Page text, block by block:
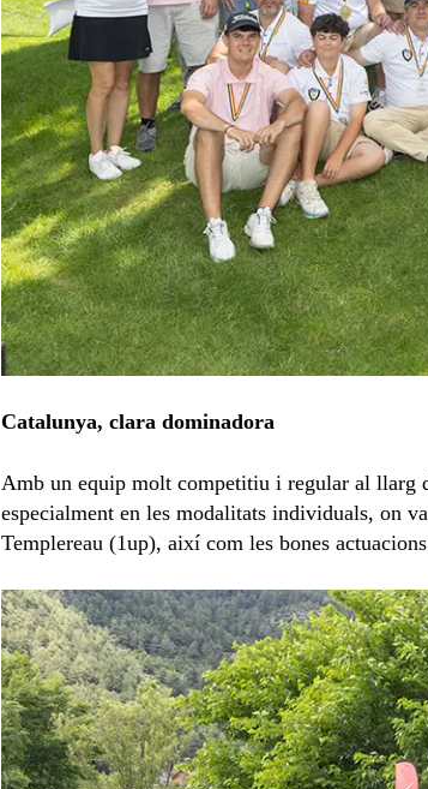
Catalunya, clara dominadora
Amb un equip molt competitiu i regular al llarg
especialment en les modalitats individuals, on
Templereau (1up), així com les bones